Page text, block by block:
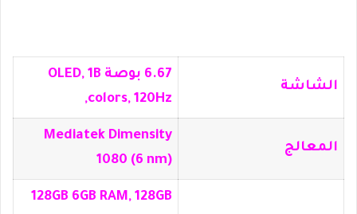
الشاشة
6.67 بوصة OLED, 1B
colors, 120Hz,
المعالج
Mediatek Dimensity
1080 (6 nm)
128GB 6GB RAM, 128GB